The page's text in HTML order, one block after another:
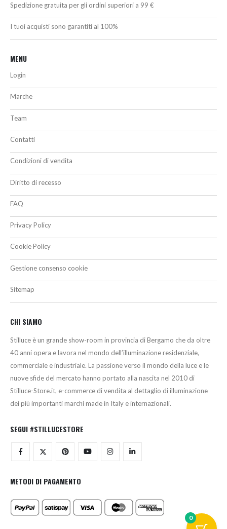
Spedizione gratuita per gli ordini superiori a 99 €
I tuoi acquisti sono garantiti al 100%
MENU
Login
Marche
Team
Contatti
Condizioni di vendita
Diritto di recesso
FAQ
Privacy Policy
Cookie Policy
Gestione consenso cookie
Sitemap
CHI SIAMO
Stilluce è un grande show-room in provincia di Bergamo che da oltre
40 anni opera e lavora nel mondo dell’illuminazione residenziale,
commerciale e industriale. La passione verso il mondo della luce e le
nuove sfide del mercato hanno portato alla nascita nel 2010 di
Stilluce-Store.it, e-commerce di vendita al dettaglio di illuminazione
dei più importanti marchi made in Italy e internazionali.
SEGUI #STILLUCESTORE
METODI DI PAGAMENTO
0